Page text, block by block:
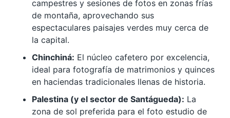
campestres y sesiones de fotos en zonas frías
de montaña, aprovechando sus
espectaculares paisajes verdes muy cerca de
la capital.
Chinchiná: El núcleo cafetero por excelencia,
ideal para fotografía de matrimonios y quinces
en haciendas tradicionales llenas de historia.
Palestina (y el sector de Santágueda): La
zona de sol preferida para el foto estudio de